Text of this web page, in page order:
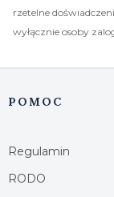
rzetelne
wyłącznie osoby
Linki w
POMOC
Regulamin
RODO